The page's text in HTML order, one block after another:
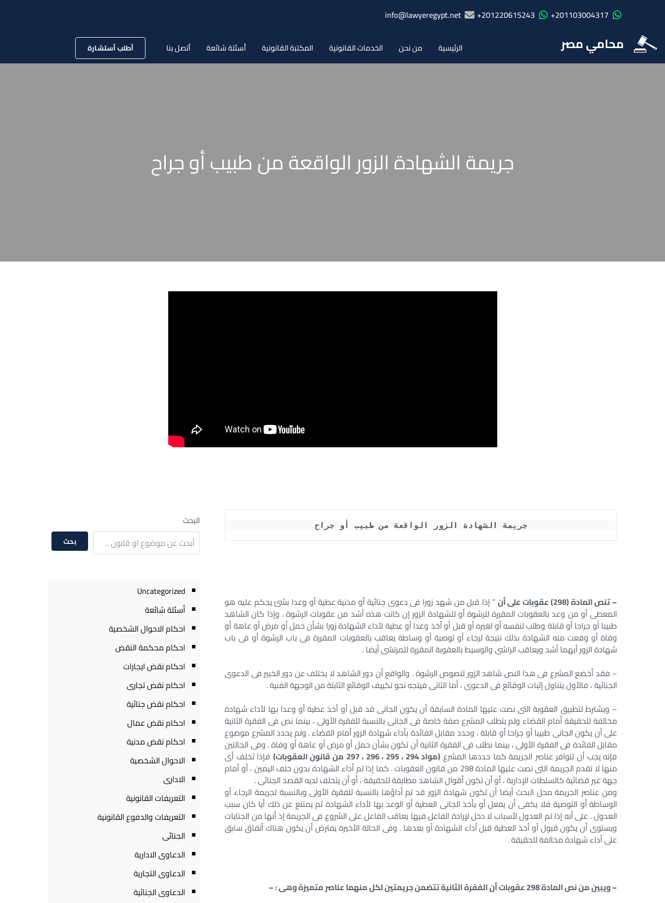
201103004317+
201220615243+
info@lawyeregypt.net
محامي مصر الرئيسية من نحن الخدمات القانونية المكتبة القانونية أسئلة شائعة أتصل بنا أطلب أستشارة
جريمة الشهادة الزور الواقعة من طبيب أو جراح
جريمة الشهادة الزور الواقعة من طبيب أو جراح
– تنص المادة (298) عقوبات على أن
” إذا قبل من شهد زورا فى دعوى جنائية أو مدنية عطية أو وعدا بشئ يحكم عليه هو
المعطى أو من وعد بالعقوبات المقررة للرشوة أو للشهادة الزور إن كانت هذه أشد من عقوبات الرشوة . وإذا كان الشاهد
طبيبا أو جراحا أو قابلة وطلب لنفسه أو لغيره أو قبل أو أخذ وعدا أو عطية لأداء الشهادة زورا بشأن حمل أو مرض أو عاهة أو
وفاة أو وقعت منه الشهادة بذلك نتيجة لرجاء أو توصية أو وساطة يعاقب بالعقوبات المقررة فى باب الرشوة أو فى باب
شهادة الزور أيهما أشد ويعاقب الراشى والوسيط بالعقوبة المقررة للمرتشى أيضا .
– فقد أخضع المشرع فى هذا النص شاهد الزور لنصوص الرشوة . والواقع أن دور الشاهد لا يختلف عن دور الخبير فى الدعوى
الجنائية ، فالأول يتناول إثبات الوقائع فى الدعوى ، أما الثانى فيتجه نحو تكييف الوقائع الثابتة من الوجهة الفنية .
– ويشترط لتطبيق العقوبة التى نصت عليها المادة السابقة أن يكون الجانى قد قبل أو أخذ عطية أو وعدا بها لأداء شهادة
مخالفة للحقيقة أمام القضاء ولم يتطلب المشرع صفة خاصة فى الجانى بالنسبة للفقرة الأولى ، بينما نص فى الفقرة الثانية
على أن يكون الجانى طبيبا أو جراحا أو قابلة ، وحدد مقابل الفائدة بأداء شهادة الزور أمام القضاء . ولم يحدد المشرع موضوع
مقابل الفائدة فى الفقرة الأولى ، بينما نطلب فى الفقرة الثانية أن تكون بشأن حمل أو مرض أو عاهة أو وفاة . وفى الحالتين
فإنه يجب أن تتوافر عناصر الجريمة كما حددها المشرع (مواد 294 ، 295 ، 296 ، 297 من قانون العقوبات)
فإذا تخلف أى
منها لا تقدم الجريمة التى نصت عليها المادة 298 من قانون العقوبات . كما إذا تم أداء الشهادة بدون حلف اليمين ، أو أمام
جهة غير قضائية كالسلطات الإدارية ، أو أن تكون أقوال الشاهد مطابقة للحقيقة ، أو أن يتخلف لديه القصد الجنائى .
ومن عناصر الجريمة محل البحث أيضا أن تكون شهادة الزور قد تم أداؤها بالنسبة للفقرة الأولى وبالنسبة لجريمة الرجاء أو
الوساطة أو التوصية فلا يكفى أن يفعل أو يأخذ الجانى العطية أو الوعد بها لأداء الشهادة ثم يمتنع عن ذلك أيا كان سبب
العدول . على أنه إذا تم العدول لأسباب لا دخل لإرادة الفاعل فيها يعاقب الفاعل على الشروع فى الجريمة إذ أنها من الجنايات
ويستوى أن يكون قبول أو أخذ العطية قبل أداء الشهادة أو بعدها . وفى الحالة الأخيرة يفترض أن يكون هناك أتفاق سابق
على أداء شهادة مخالفة للحقيقة .
– ويبين من نص المادة 298 عقوبات أن الفقرة الثانية تتضمن جريمتين لكل منهما عناصر متميزة وهى : –
البحث
بحث
Uncategorized
أسئلة شائعة
احكام الاحوال الشخصية
احكام محكمة النقض
احكام نقض ايجارات
احكام نقض تجارى
احكام نقض جنائية
احكام نقض عمال
احكام نقض مدنية
الاحوال الشخصية
الادارى
التعريفات القانونية
التعريفات والدفوع القانونية
الجنائى
الدعاوى الادارية
الدعاوى التجارية
الدعاوى الجنائية